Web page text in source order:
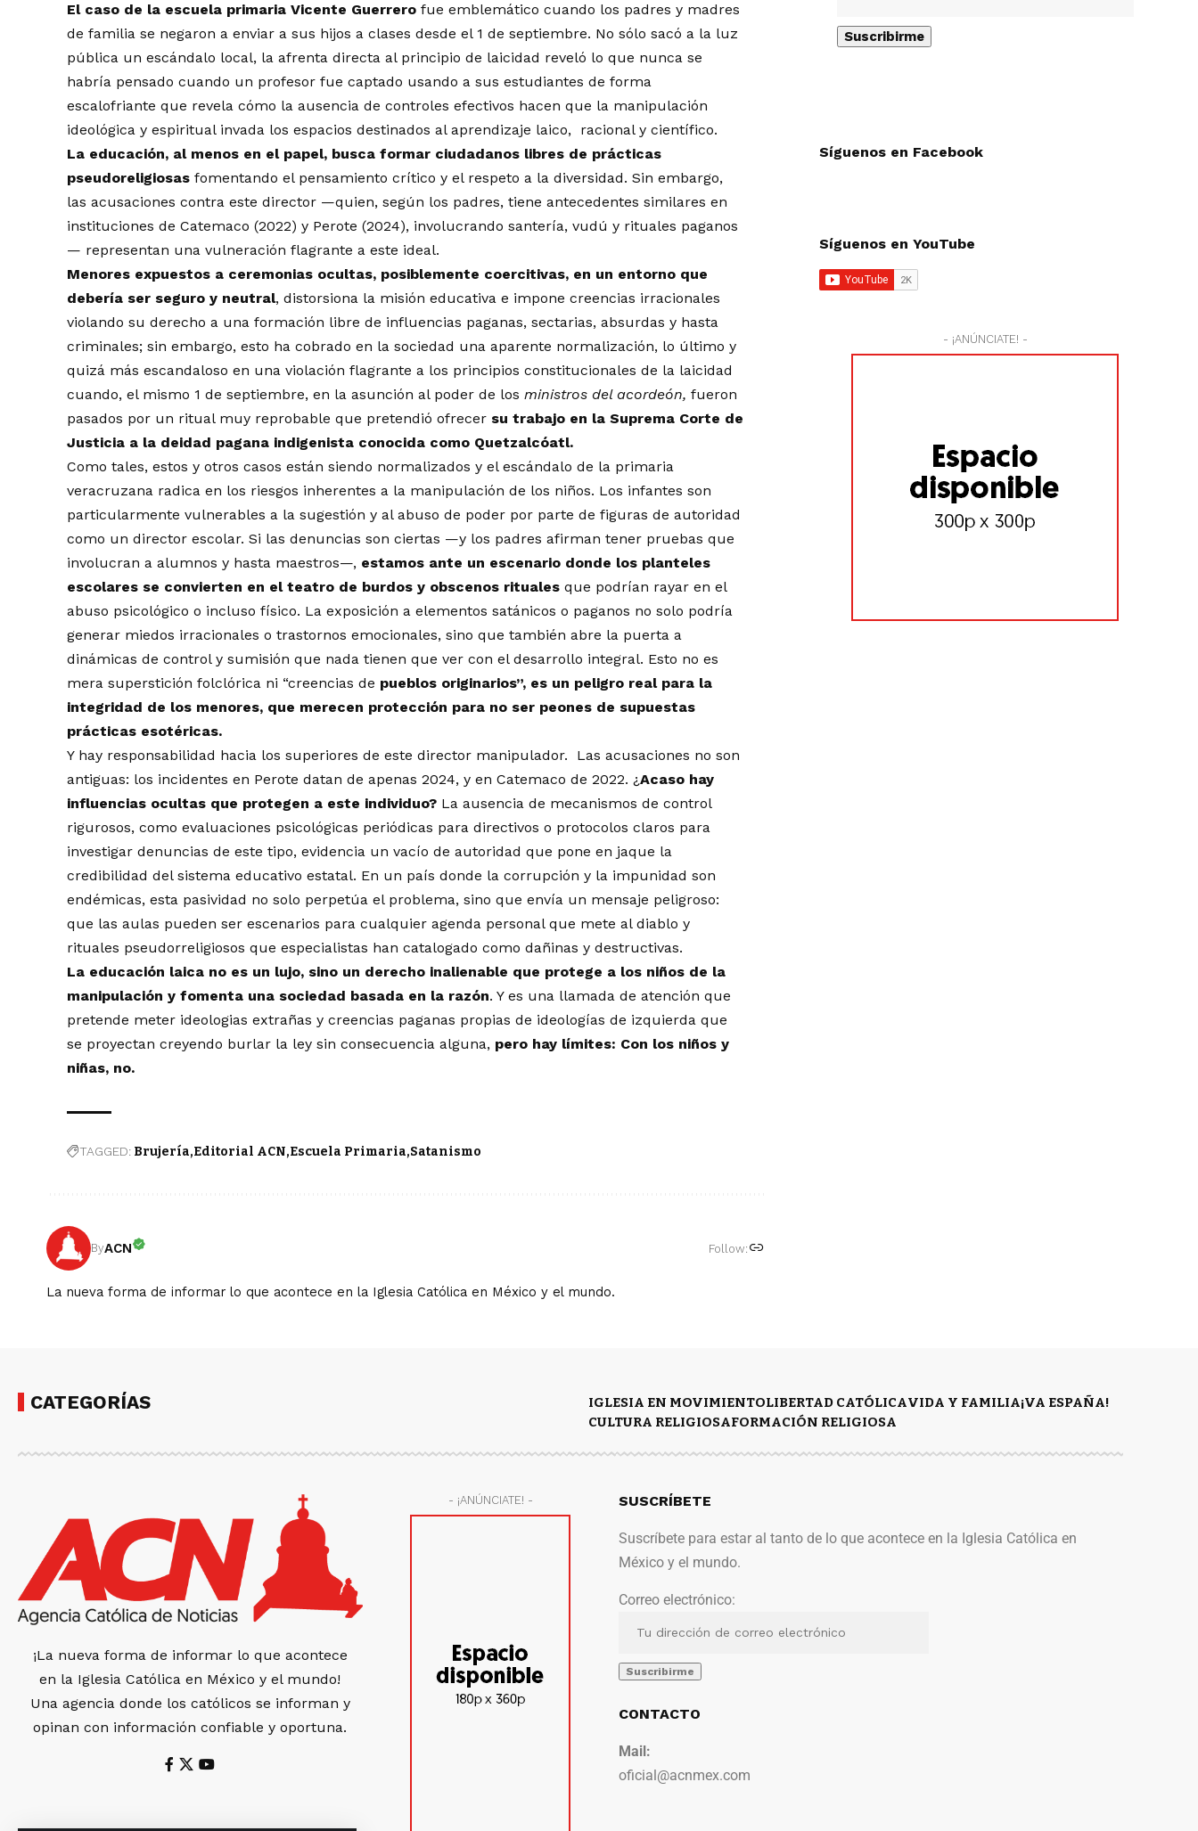
El caso de la escuela primaria Vicente Guerrero fue emblemático cuando los padres y madres
de familia se negaron a enviar a sus hijos a clases desde el 1 de septiembre. No sólo sacó a la luz
pública un escándalo local, la afrenta directa al principio de laicidad reveló lo que nunca se
habría pensado cuando un profesor fue captado usando a sus estudiantes de forma
escalofriante que revela cómo la ausencia de controles efectivos hacen que la manipulación
ideológica y espiritual invada los espacios destinados al aprendizaje laico, racional y científico.
La educación, al menos en el papel, busca formar ciudadanos libres de prácticas
pseudoreligiosas fomentando el pensamiento crítico y el respeto a la diversidad. Sin embargo,
las acusaciones contra este director —quien, según los padres, tiene antecedentes similares en
instituciones de Catemaco (2022) y Perote (2024), involucrando santería, vudú y rituales paganos
— representan una vulneración flagrante a este ideal.
Menores expuestos a ceremonias ocultas, posiblemente coercitivas, en un entorno que
debería ser seguro y neutral, distorsiona la misión educativa e impone creencias irracionales
violando su derecho a una formación libre de influencias paganas, sectarias, absurdas y hasta
criminales; sin embargo, esto ha cobrado en la sociedad una aparente normalización, lo último y
quizá más escandaloso en una violación flagrante a los principios constitucionales de la laicidad
cuando, el mismo 1 de septiembre, en la asunción al poder de losministros del acordeón,fueron
pasados por un ritual muy reprobable que pretendió ofrecer su trabajo en la Suprema Corte de
Justicia a la deidad pagana indigenista conocida como Quetzalcóatl.
Como tales, estos y otros casos están siendo normalizados y el escándalo de la primaria
veracruzana radica en los riesgos inherentes a la manipulación de los niños. Los infantes son
particularmente vulnerables a la sugestión y al abuso de poder por parte de figuras de autoridad
como un director escolar. Si las denuncias son ciertas —y los padres afirman tener pruebas que
involucran a alumnos y hasta maestros—, estamos ante un escenario donde los planteles
escolares se convierten en el teatro de burdos y obscenos rituales que podrían rayar en el
abuso psicológico o incluso físico. La exposición a elementos satánicos o paganos no solo podría
generar miedos irracionales o trastornos emocionales, sino que también abre la puerta a
dinámicas de control y sumisión que nada tienen que ver con el desarrollo integral. Esto no es
mera superstición folclórica ni “creencias de pueblos originarios”, es un peligro real para la
integridad de los menores, que merecen protección para no ser peones de supuestas
prácticas esotéricas.
Y hay responsabilidad hacia los superiores de este director manipulador. Las acusaciones no son
antiguas: los incidentes en Perote datan de apenas 2024, y en Catemaco de 2022. ¿Acaso hay
influencias ocultas que protegen a este individuo? La ausencia de mecanismos de control
rigurosos, como evaluaciones psicológicas periódicas para directivos o protocolos claros para
investigar denuncias de este tipo, evidencia un vacío de autoridad que pone en jaque la
credibilidad del sistema educativo estatal. En un país donde la corrupción y la impunidad son
endémicas, esta pasividad no solo perpetúa el problema, sino que envía un mensaje peligroso:
que las aulas pueden ser escenarios para cualquier agenda personal que mete al diablo y
rituales pseudorreligiosos que especialistas han catalogado como dañinas y destructivas.
La educación laica no es un lujo, sino un derecho inalienable que protege a los niños de la
manipulación y fomenta una sociedad basada en la razón. Y es una llamada de atención que
pretende meter ideologias extrañas y creencias paganas propias de ideologías de izquierda que
se proyectan creyendo burlar la ley sin consecuencia alguna, pero hay límites: Con los niños y
niñas, no.
TAGGED: Brujería Editorial ACN Escuela Primaria Satanismo
ByACN Follow:
La nueva forma de informar lo que acontece en la Iglesia Católica en México y el mundo.
Síguenos en Facebook
Síguenos en YouTube
- ¡ANÚNCIATE! -
CATEGORÍAS IGLESIA EN MOVIMIENTOLIBERTAD CATÓLICAVIDA Y FAMILIA¡VA ESPAÑA!
CULTURA RELIGIOSAFORMACIÓN RELIGIOSA
¡La nueva forma de informar lo que acontece
en la Iglesia Católica en México y el mundo!
Una agencia donde los católicos se informan y
opinan con información confiable y oportuna.
- ¡ANÚNCIATE! - SUSCRÍBETE
Suscríbete para estar al tanto de lo que acontece en la Iglesia Católica en
México y el mundo.
Correo electrónico:
CONTACTO
Mail:
oficial@acnmex.com